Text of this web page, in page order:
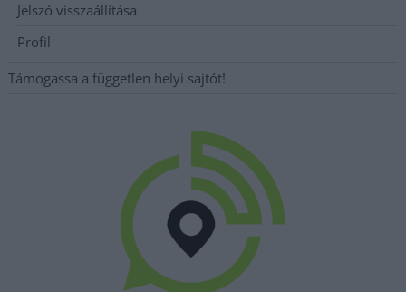
Jelszó visszaállítása
Profil
Támogassa a független helyi sajtót!